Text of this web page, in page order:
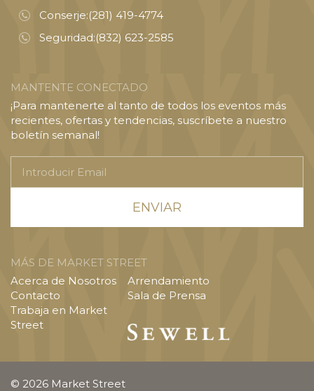
Conserje:(281) 419-4774
Seguridad:(832) 623-2585
MANTENTE CONECTADO
¡Para mantenerte al tanto de todos los eventos más
recientes, ofertas y tendencias, suscríbete a nuestro
boletín semanal!
Email
MÁS DE MARKET STREET
Acerca de Nosotros
Contacto
Trabaja en Market
Street
Arrendamiento
Sala de Prensa
© 2026 Market Street